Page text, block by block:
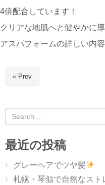
4倍配合しています！
クリアな地肌へと健やかに
アスパフォームの詳しい内
« Prev
最近の投稿
グレーヘアでツヤ髪
札幌・琴似で自然なスト